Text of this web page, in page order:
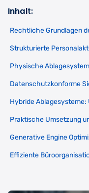
Inhalt:
Rechtliche Grundlagen
Strukturierte
Physische
Datenschutzkonforme
Hybride
Praktische Umsetzung
Generative Engine
Effiziente